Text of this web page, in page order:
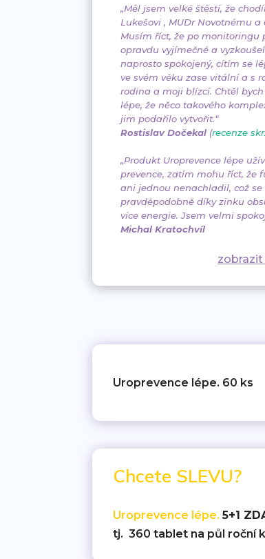
„Měl jsem velké štěstí, že
Lukešovi , MUDr Novotnému
Musím říct, že po monitoringu
opravdu vyjímečné a
naprosto spokojený, cítím se
ve svém věku zase vitální a s
rodina a moji blízcí. Chtěl
lépe, že něco takového
jim podařilo vytvořit.“
Rostislav Dočekal(recenze
„Produkt Uroprevence lépe
prevence, zatím mohu říct, že
ani jednou nenachladil, což
pravděpodobně díky zinku
více energie. Jsem velmi
Michal Kratochvíl
zobrazit
Uroprevence lépe. 60 ks
Chcete SLEVU?
Uroprevence lépe.5+1
tj. 360 tablet na půl roční